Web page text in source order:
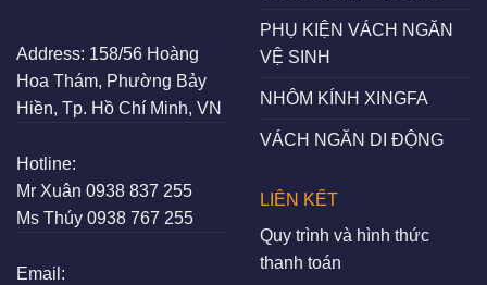
Address: 158/56 Hoàng
Hoa Thám, Phường Bảy
Hiền, Tp. Hồ Chí Minh, VN
Hotline:
Mr Xuân 0938 837 255
Ms Thúy 0938 767 255
Email:
PHỤ KIỆN VÁCH NGĂN
VỆ SINH
NHÔM KÍNH XINGFA
VÁCH NGĂN DI ĐỘNG
LIÊN KẾT
Quy trình và hình thức
thanh toán